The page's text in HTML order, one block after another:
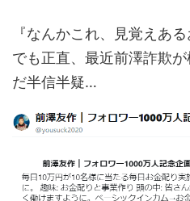
『なんかこれ、見覚えあ
でも正直、最近前澤詐欺
だ半信半疑…